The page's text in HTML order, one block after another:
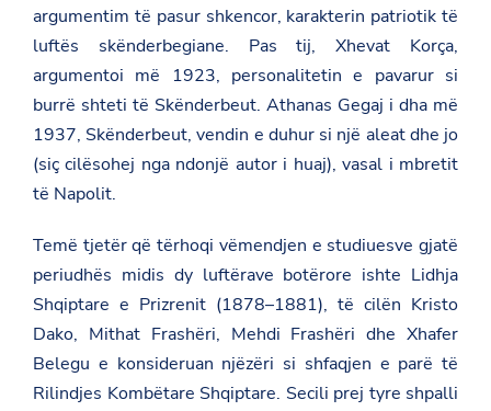
argumentim të pasur shkencor, karakterin patriotik të
luftës skënderbegiane. Pas tij, Xhevat Korça,
argumentoi më 1923, personalitetin e pavarur si
burrë shteti të Skënderbeut. Athanas Gegaj i dha më
1937, Skënderbeut, vendin e duhur si një aleat dhe jo
(siç cilësohej nga ndonjë autor i huaj), vasal i mbretit
të Napolit.
Temë tjetër që tërhoqi vëmendjen e studiuesve gjatë
periudhës midis dy luftërave botërore ishte Lidhja
Shqiptare e Prizrenit (1878–1881), të cilën Kristo
Dako, Mithat Frashëri, Mehdi Frashëri dhe Xhafer
Belegu e konsideruan njëzëri si shfaqjen e parë të
Rilindjes Kombëtare Shqiptare. Secili prej tyre shpalli